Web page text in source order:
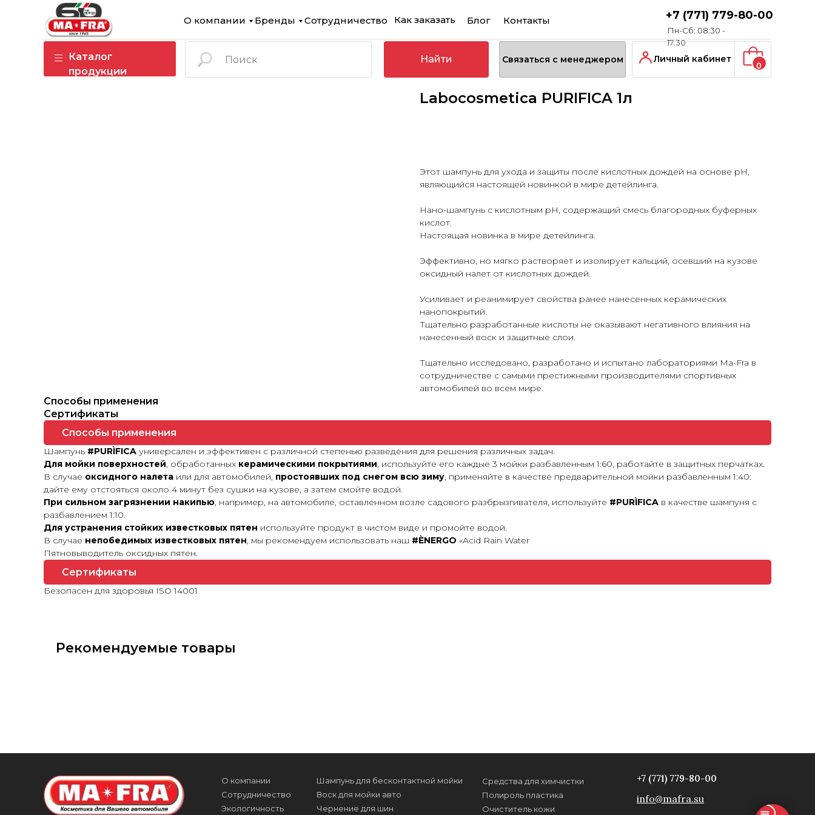
Сотрудничество Контакты
Найти
+7 (771) 779-80-00
Пн-Сб: 08:30 -
17:30
Бренды
Каталог
продукции
Блог
Личный кабинет
0
Связаться с менеджером
О компании Как заказать
Labocosmetica PURIFICA 1л
Этот шампунь для ухода и защиты после кислотных дождей на основе pH,
являющийся настоящей новинкой в ​​мире детейлинга.
Нано-шампунь с кислотным pH, содержащий смесь благородных буферных
кислот.
Настоящая новинка в мире детейлинга.
Эффективно, но мягко растворяет и изолирует кальций, осевший на кузове
оксидный налет от кислотных дождей.
Усиливает и реанимирует свойства ранее нанесенных керамических
нанопокрытий.
Тщательно разработанные кислоты не оказывают негативного влияния на
нанесенный воск и защитные слои.
Тщательно исследовано, разработано и испытано лабораториями Ma-Fra в
сотрудничестве с самыми престижными производителями спортивных
автомобилей во всем мире.
Способы применения
Сертификаты
Способы применения
Шампунь #PURÌFICA универсален и эффективен с различной степенью разведения для решения различных задач.
Для мойки поверхностей, обработанных керамическими покрытиями, используйте его каждые 3 мойки разбавленным 1:60, работайте в защитных перчатках.
В случае оксидного налета или для автомобилей, простоявших под снегом всю зиму, применяйте в качестве предварительной мойки разбавленным 1:40:
дайте ему отстояться около 4 минут без сушки на кузове, а затем смойте водой.
При сильном загрязнении накипью, например, на автомобиле, оставленном возле садового разбрызгивателя, используйте #PURÌFICA в качестве шампуня с
разбавлением 1:10.
Для устранения стойких известковых пятен используйте продукт в чистом виде и промойте водой.
В случае непобедимых известковых пятен, мы рекомендуем использовать наш #ÈNERGO «Acid Rain Water
Пятновыводитель оксидных пятен.
Сертификаты
Безопасен для здоровья ISO 14001
Рекомендуемые товары
О компании
Сотрудничество
Экологичность
+7 (771) 779-80-00
info@mafra.su
Шампунь для бесконтактной мойки
Воск для мойки авто
Чернение для шин
Средства для химчистки
Полироль пластика
Очиститель кожи